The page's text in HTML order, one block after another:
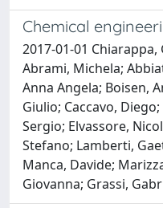
Chemical
2017-01-01
Abrami, Michela;
Anna Angela; Boisen,
Giulio; Caccavo,
Sergio; Elvassore,
Stefano; Lamberti,
Manca, Davide;
Giovanna; Grassi,